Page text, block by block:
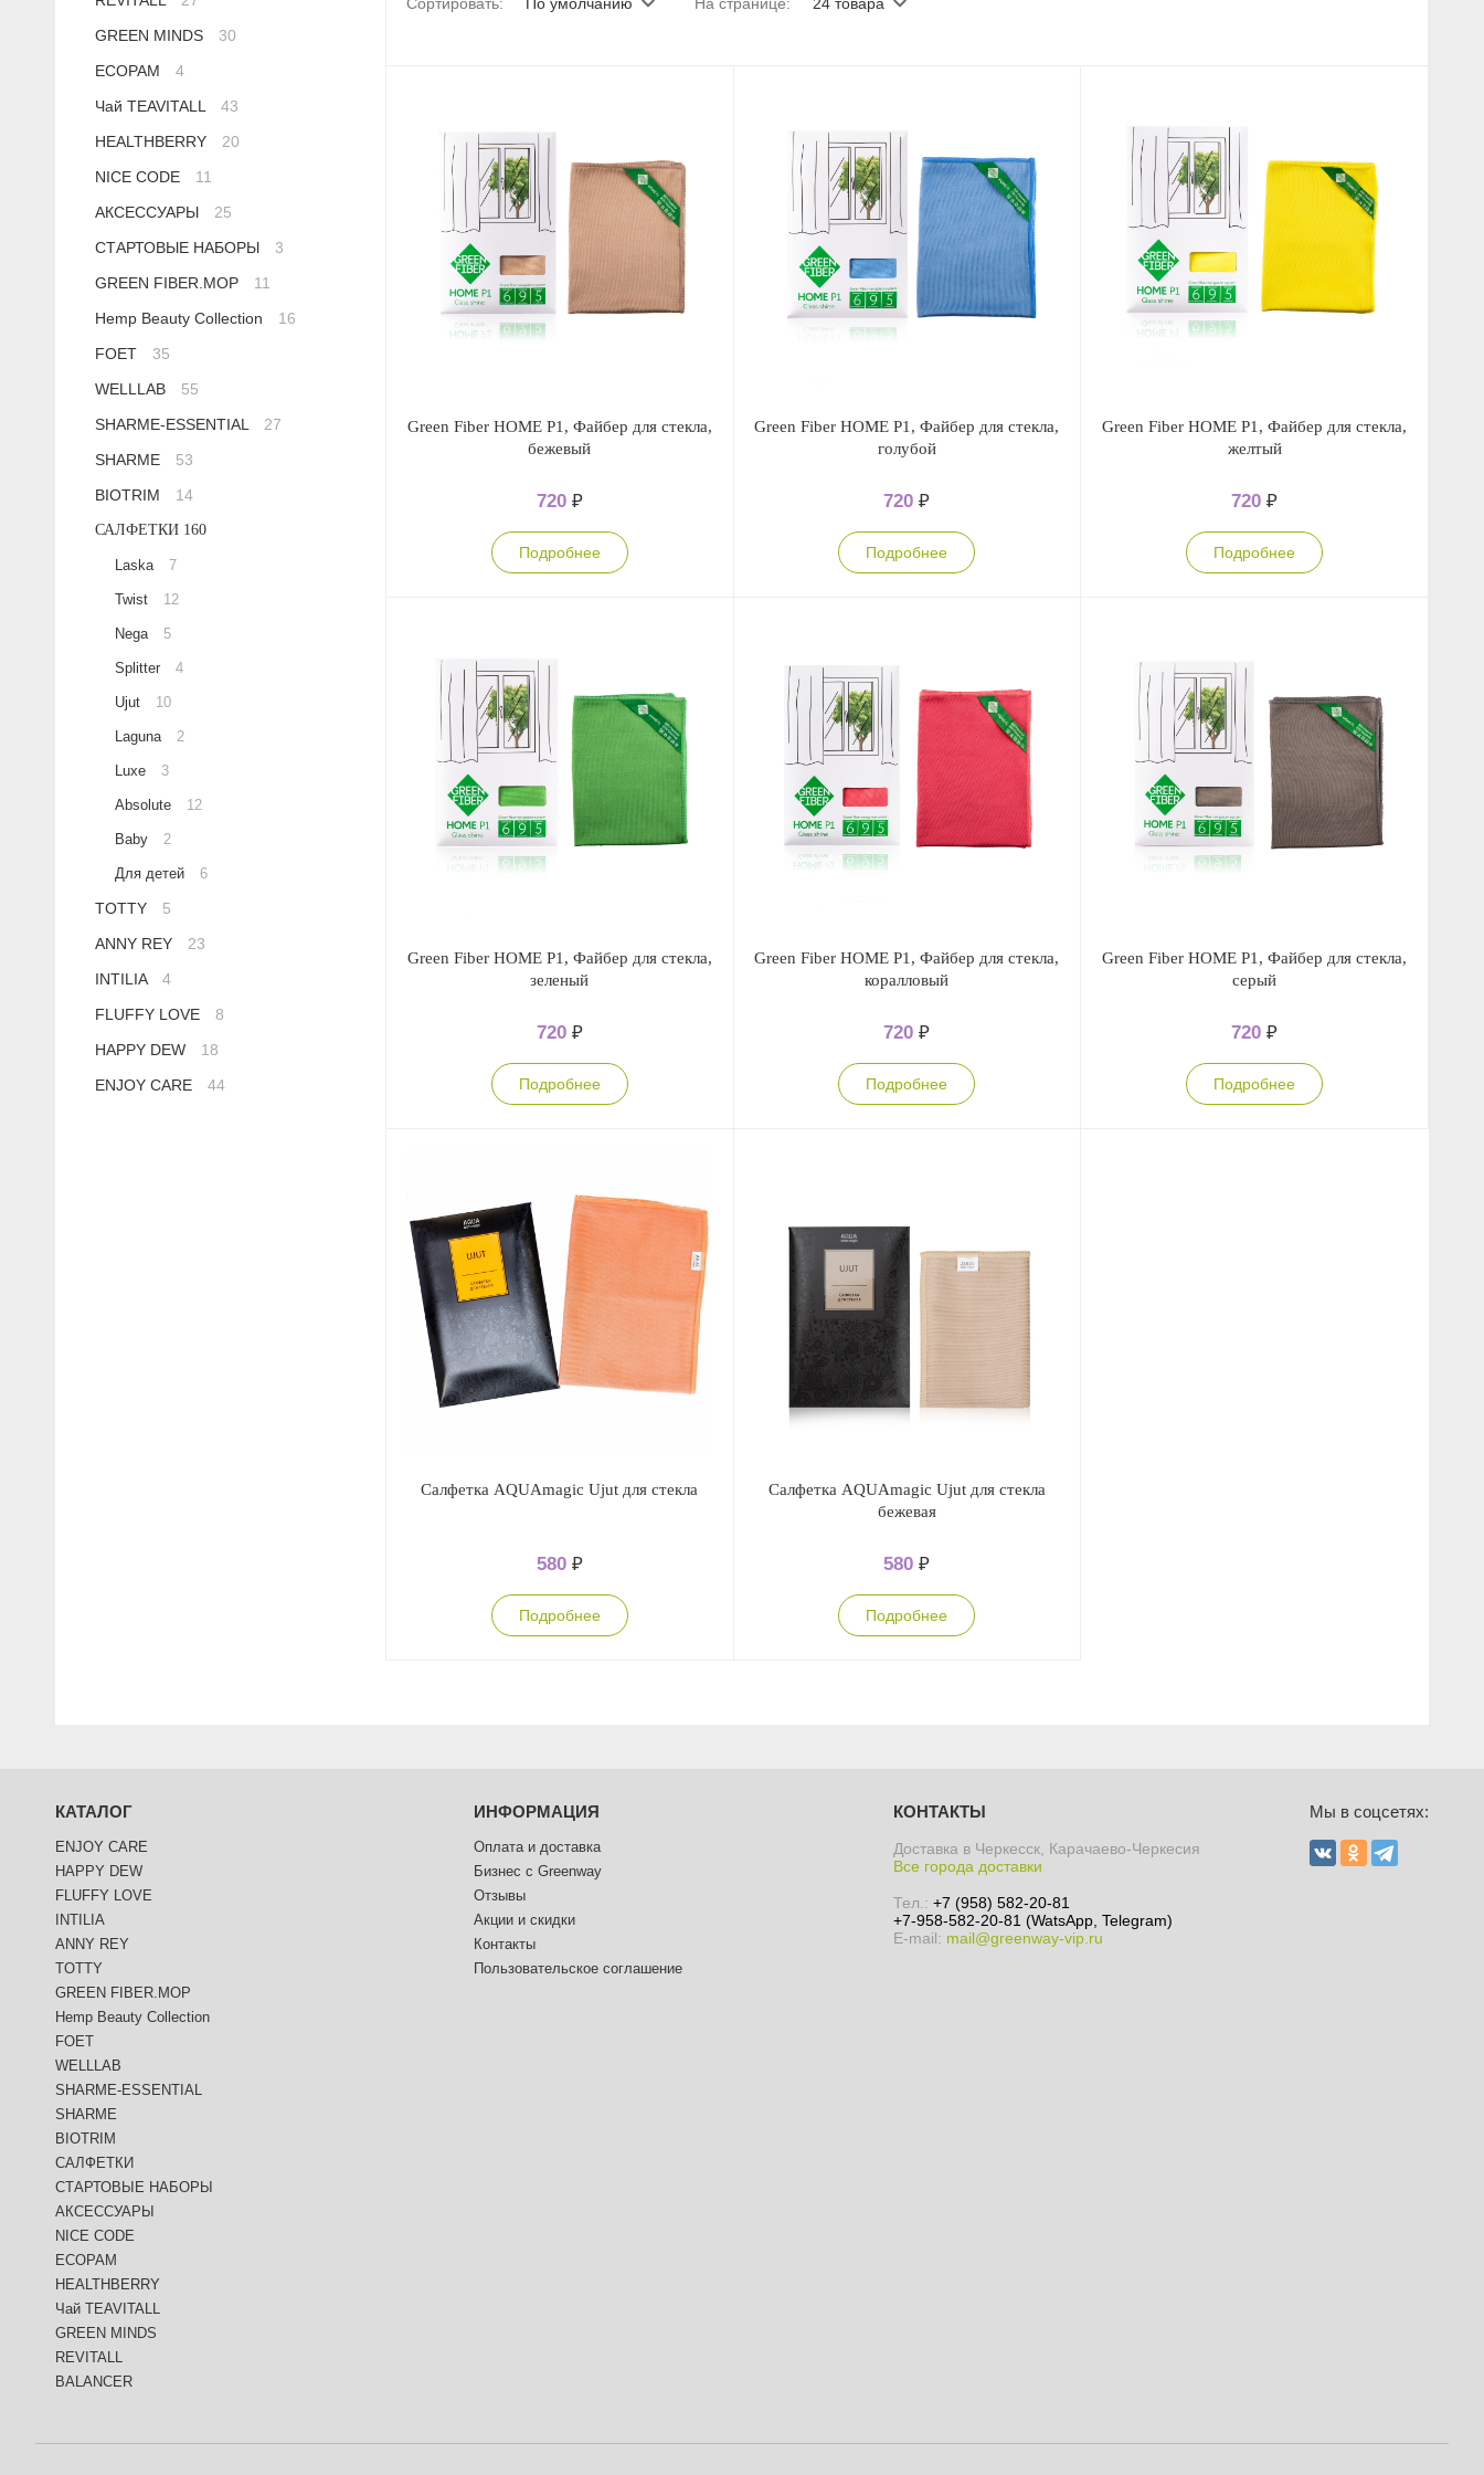
Сыворотки
Детская косметика
Спрей для носа / полости рта
Чай в пакетиках
Green Fiber
Healthberry
Anny Rey
Green Minds
Green Fiber HOME P1, Файбер для стекла,
бежевый
720 ₽
Подробнее
Green Fiber HOME P1, Файбер для стекла,
голубой
720₽
Подробнее
Green Fiber HOME P1, Файбер для стекла,
желтый
720₽
Подробнее
Green Fiber HOME P1, Файбер для стекла,
зеленый
720 ₽
Подробнее
Green Fiber HOME P1, Файбер для стекла,
коралловый
720₽
Подробнее
Green Fiber HOME P1, Файбер для стекла,
серый
720₽
Подробнее
Салфетка AQUAmagic Ujut для стекла
580 ₽
Подробнее
Салфетка AQUAmagic Ujut для стекла
бежевая
580₽
Подробнее
GREEN MINDS
30
ECOPAM
4
Чай TEAVITALL
43
HEALTHBERRY
20
NICE CODE
11
АКСЕССУАРЫ
25
СТАРТОВЫЕ НАБОРЫ
3
GREEN FIBER.MOP
11
Hemp Beauty Collection
16
FOET
35
WELLLAB
55
SHARME-ESSENTIAL
27
SHARME
53
BIOTRIM
14
САЛФЕТКИ 160
Laska 7
Twist 12
Nega 5
Splitter 4
Ujut 10
Laguna 2
Luxe 3
Absolute 12
Baby 2
Для детей 6
TOTTY
5
ANNY REY
23
INTILIA
4
FLUFFY LOVE
8
HAPPY DEW
18
ENJOY CARE
44
КАТАЛОГ
ENJOY CARE
HAPPY DEW
FLUFFY LOVE
INTILIA
ANNY REY
TOTTY
GREEN FIBER.MOP
Hemp Beauty Collection
FOET
WELLLAB
SHARME-ESSENTIAL
SHARME
BIOTRIM
САЛФЕТКИ
СТАРТОВЫЕ НАБОРЫ
АКСЕССУАРЫ
NICE CODE
ECOPAM
HEALTHBERRY
Чай TEAVITALL
GREEN MINDS
REVITALL
BALANCER
ИНФОРМАЦИЯ
Оплата и доставка
Бизнес с Greenway
Отзывы
Акции и скидки
Контакты
Пользовательское соглашение
КОНТАКТЫ
Доставка в Черкесск, Карачаево-Черкесия
Все города доставки
Тел.: +7 (958) 582-20-81
+7-958-582-20-81 (WatsApp, Telegram)
E-mail: mail@greenway-vip.ru
Мы в соцсетях: